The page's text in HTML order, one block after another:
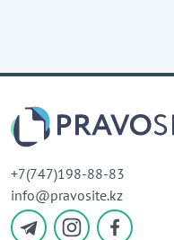
+7(747)198-88-83
info@pravosite.kz